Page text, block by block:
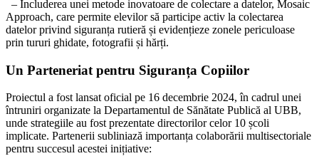
– Includerea unei metode inovatoare de colectare a datelor, Mosaic
Approach, care permite elevilor să participe activ la colectarea
datelor privind siguranța rutieră și evidențieze zonele periculoase
prin tururi ghidate, fotografii și hărți.
Un Parteneriat pentru Siguranța Copiilor
Proiectul a fost lansat oficial pe 16 decembrie 2024, în cadrul unei
întruniri organizate la Departamentul de Sănătate Publică al UBB,
unde strategiile au fost prezentate directorilor celor 10 școli
implicate. Partenerii subliniază importanța colaborării multisectoriale
pentru succesul acestei inițiative: